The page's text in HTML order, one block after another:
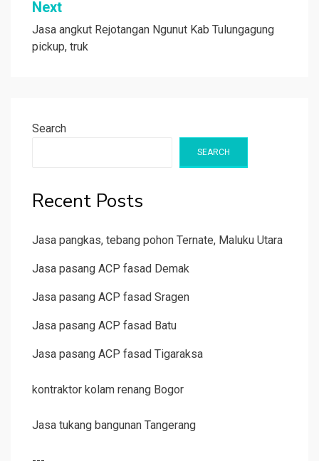
Next
Jasa angkut Rejotangan Ngunut Kab Tulungagung
pickup, truk
Search
SEARCH
Recent Posts
Jasa pangkas, tebang pohon Ternate, Maluku Utara
Jasa pasang ACP fasad Demak
Jasa pasang ACP fasad Sragen
Jasa pasang ACP fasad Batu
Jasa pasang ACP fasad Tigaraksa
kontraktor kolam renang Bogor
Jasa tukang bangunan Tangerang